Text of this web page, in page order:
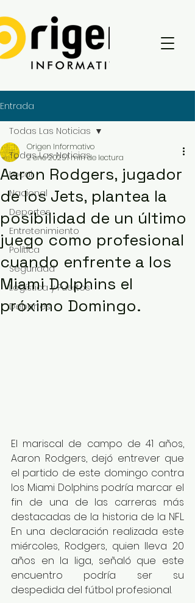
Entrada
Todas Las Noticias
Local
Nacional
Deportes
Entretenimiento
Política
Seguridad
Logística y Puertos
Deportes
Todas Las Noticias
Aaron Rodgers, jugador
de los Jets, plantea la
posibilidad de un último
juego como profesional
cuando enfrente a los
Miami Dolphins el
próximo Domingo.
Origen Informativo
2 ene 20251 min de lectura
El mariscal de campo de 41 años,
Aaron Rodgers, dejó entrever que
el partido de este domingo contra
los Miami Dolphins podría marcar el
fin de una de las carreras más
destacadas de la historia de la NFL.
En una declaración realizada este
miércoles, Rodgers, quien lleva 20
años en la liga, señaló que este
encuentro podría ser su
despedida del fútbol profesional.